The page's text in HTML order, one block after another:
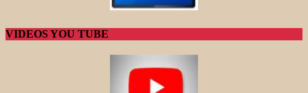
VIDEOS YOU TUBE